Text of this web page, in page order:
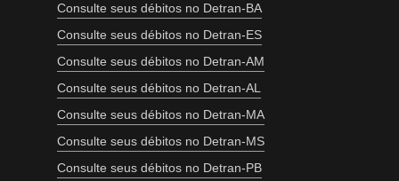
Consulte seus débitos no Detran-BA
Consulte seus débitos no Detran-ES
Consulte seus débitos no Detran-AM
Consulte seus débitos no Detran-AL
Consulte seus débitos no Detran-MA
Consulte seus débitos no Detran-MS
Consulte seus débitos no Detran-PB